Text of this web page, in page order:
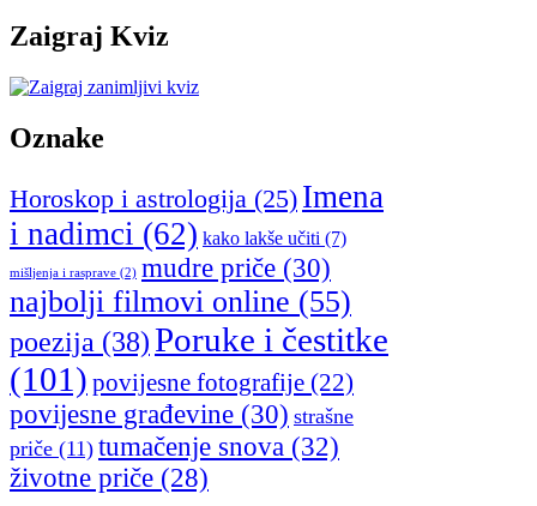
Zaigraj Kviz
Oznake
Horoskop i astrologija (25) Imena
i nadimci (62) kako lakše učiti (7)
mišljenja i rasprave (2) mudre priče (30)
najbolji filmovi online (55)
poezija (38)Poruke i čestitke
(101) povijesne fotografije (22)
povijesne građevine (30) strašne
priče (11) tumačenje snova (32)
životne priče (28)